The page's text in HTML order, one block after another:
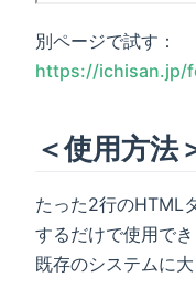
別ページで試す：
https://ichisan.jp/
＜使用方法
たった2行のHTML
するだけで使用でき
既存のシステムに